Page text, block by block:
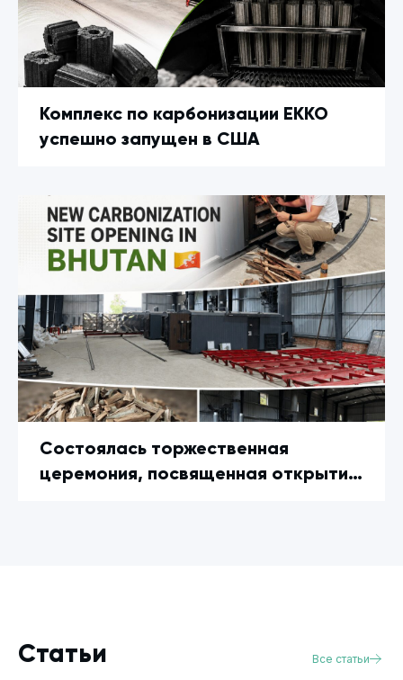
Комплекс по карбонизации EKKO
успешно запущен в США
Состоялась торжественная
церемония, посвященная открытию
Статьи Все статьи